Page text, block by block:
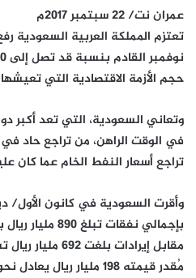
عمران نت/ 22 سبتمبر 2017م
تعتزم المملكة العربية السعودية
حجم الأزمة الاقتصادية التي تعيشها
وتعاني السعودية، التي تعد أكبر
في الوقت الراهن، من تراجع حاد في
تراجع أسعار النفط الخام عما كان عليه
مُقدر قيمته 198 مليار ريال يعادل نحو 52.8 مليار دولار.